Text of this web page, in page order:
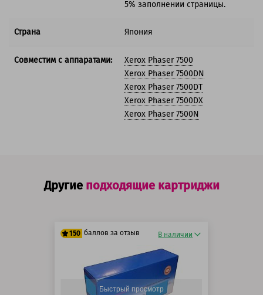
5% заполнении страницы.
Страна Япония
Совместим с аппаратами:
Xerox Phaser 7500
Xerox Phaser 7500DN
Xerox Phaser 7500DT
Xerox Phaser 7500DX
Xerox Phaser 7500N
Другие подходящие картриджи
150 баллов за отзыв
125 баллов
150 баллов
В наличии
Быстрый просмотр